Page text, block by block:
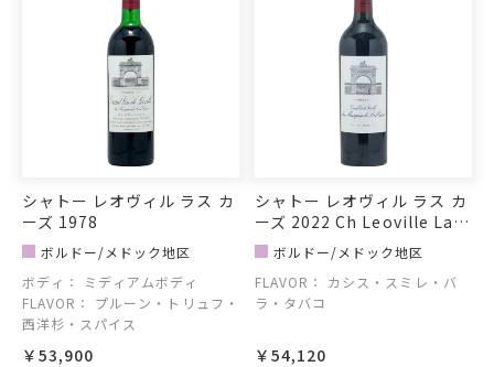
シャトー レオヴィル ラス カ
ーズ 1978
ボルドー/メドック地区
ボディ：
ミディアムボディ
FLAVOR：
プルーン・トリュフ・
西洋杉・スパイス
￥53,900
シャトー レオヴィル ラス カ
ーズ 2022 Ch Leoville Las
Cases 2022
ボルドー/メドック地区
FLAVOR：
カシス・スミレ・バ
ラ・タバコ
￥54,120